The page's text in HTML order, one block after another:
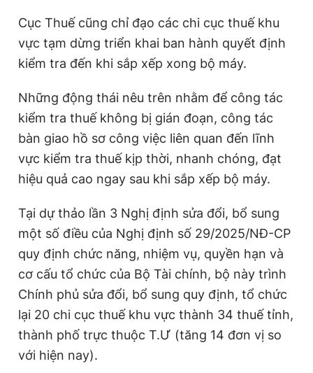
Cục Thuế cũng chỉ đạo các chi cục thuế khu
vực tạm dừng triển khai ban hành quyết định
kiểm tra đến khi sắp xếp xong bộ máy.
Những động thái nêu trên nhằm để công tác
kiểm tra thuế không bị gián đoạn, công tác
bàn giao hồ sơ công việc liên quan đến lĩnh
vực kiểm tra thuế kịp thời, nhanh chóng, đạt
hiệu quả cao ngay sau khi sắp xếp bộ máy.
Tại dự thảo lần 3 Nghị định sửa đổi, bổ sung
một số điều của Nghị định số 29/2025/NĐ-CP
quy định chức năng, nhiệm vụ, quyền hạn và
cơ cấu tổ chức của Bộ Tài chính, bộ này trình
Chính phủ sửa đổi, bổ sung quy định, tổ chức
lại 20 chi cục thuế khu vực thành 34 thuế tỉnh,
thành phố trực thuộc T.Ư (tăng 14 đơn vị so
với hiện nay).